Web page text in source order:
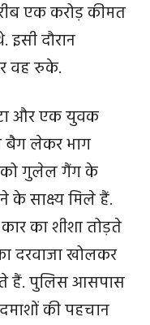
एक करोड़ कीमत
दौरान
वह रुके.
और एक युवक
बैग लेकर भाग
गुलेल गैंग के
के साक्ष्य मिले हैं.
का शीशा तोड़ते
दरवाजा खोलकर
हैं. पुलिस आसपास
की पहचान